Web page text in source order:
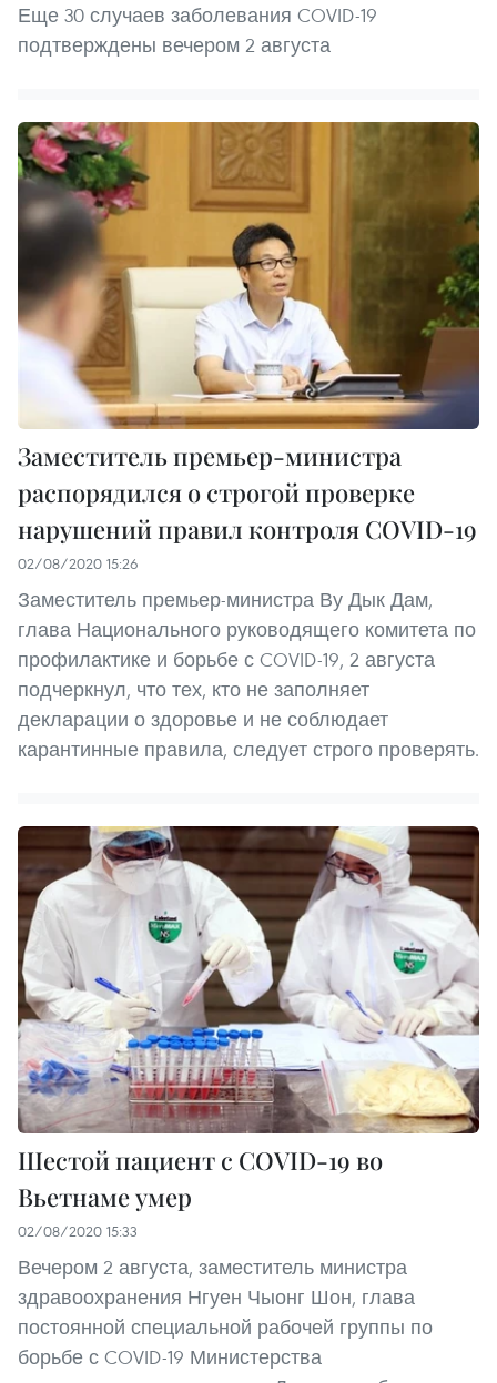
Еще 30 случаев заболевания COVID-19
подтверждены вечером 2 августа
Заместитель премьер-министра
распорядился о строгой проверке
нарушений правил контроля COVID-19
02/08/2020 15:26
Заместитель премьер-министра Ву Дык Дам,
глава Национального руководящего комитета по
профилактике и борьбе с COVID-19, 2 августа
подчеркнул, что тех, кто не заполняет
декларации о здоровье и не соблюдает
карантинные правила, следует строго проверять.
Шестой пациент с COVID-19 во
Вьетнаме умер
02/08/2020 15:33
Вечером 2 августа, заместитель министра
здравоохранения Нгуен Чыонг Шон, глава
постоянной специальной рабочей группы по
борьбе с COVID-19 Министерства